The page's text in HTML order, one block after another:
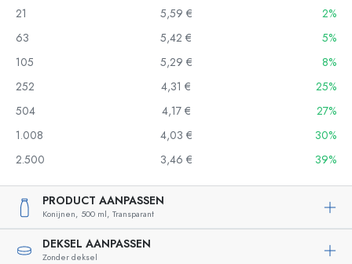
21
5,59 €
2%
63
5,42 €
5%
105
5,29 €
8%
252
4,31 €
25%
504
4,17 €
27%
1.008
4,03 €
30%
2.500
3,46 € 39%
PRODUCT AANPASSEN
Konijnen, 500 ml, Transparant
DEKSEL AANPASSEN
Zonder deksel